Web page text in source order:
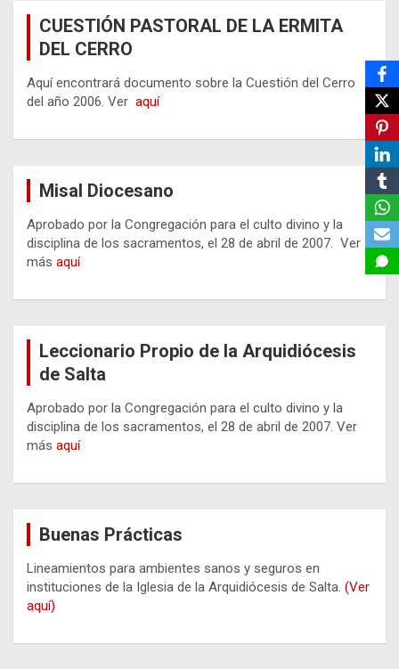
CUESTIÓN PASTORAL DE LA ERMITA
DEL CERRO
Aquí encontrará documento sobre la Cuestión del Cerro
del año 2006. Ver aquí
Misal Diocesano
Aprobado por la Congregación para el culto divino y la
disciplina de los sacramentos, el 28 de abril de 2007. Ver
más aquí
Leccionario Propio de la Arquidiócesis
de Salta
Aprobado por la Congregación para el culto divino y la
disciplina de los sacramentos, el 28 de abril de 2007. Ver
más aquí
Buenas Prácticas
Lineamientos para ambientes sanos y seguros en
instituciones de la Iglesia de la Arquidiócesis de Salta. (Ver
aquí)